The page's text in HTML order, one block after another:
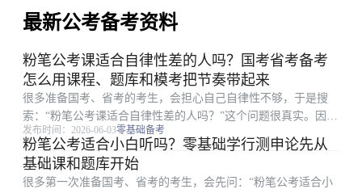
最新公考备考资料
粉笔公考课适合自律性差的人吗？国考省考备考
怎么用课程、题库和模考把节奏带起来
很多准备国考、省考的考生，会担心自己自律性不够，于是搜
索：“粉笔公考课适合自律性差的人吗？”这个问题很真实。因为
线上课确实更灵活，但灵活不等于没人管，也不等于只能靠强自
律硬撑。 总体来看，粉笔公考课适合自律性一般、容易拖延、
但愿意从小任务开...
发布时间：2026-06-03零基础备考
粉笔公考适合小白听吗？零基础学行测申论先从
基础课和题库开始
很多第一次准备国考、省考的考生，会先问：“粉笔公考适合小